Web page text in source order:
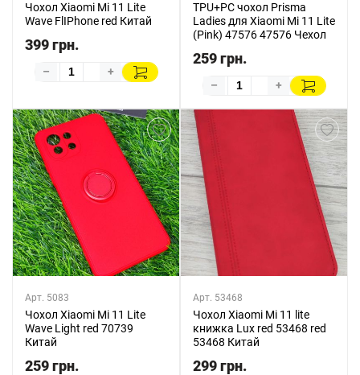
Чохол Xiaomi Mi 11 Lite
Wave FlIPhone red Китай
399 грн.
– +
TPU+PC чохол Prisma
Ladies для Xiaomi Mi 11 Lite
(Pink) 47576 47576 Чехол
259 грн.
– +
Арт. 5083
Чохол Xiaomi Mi 11 Lite
Wave Light red 70739
Китай
259 грн.
Арт. 53468
Чохол Xiaomi Mi 11 lite
книжка Lux red 53468 red
53468 Китай
299 грн.